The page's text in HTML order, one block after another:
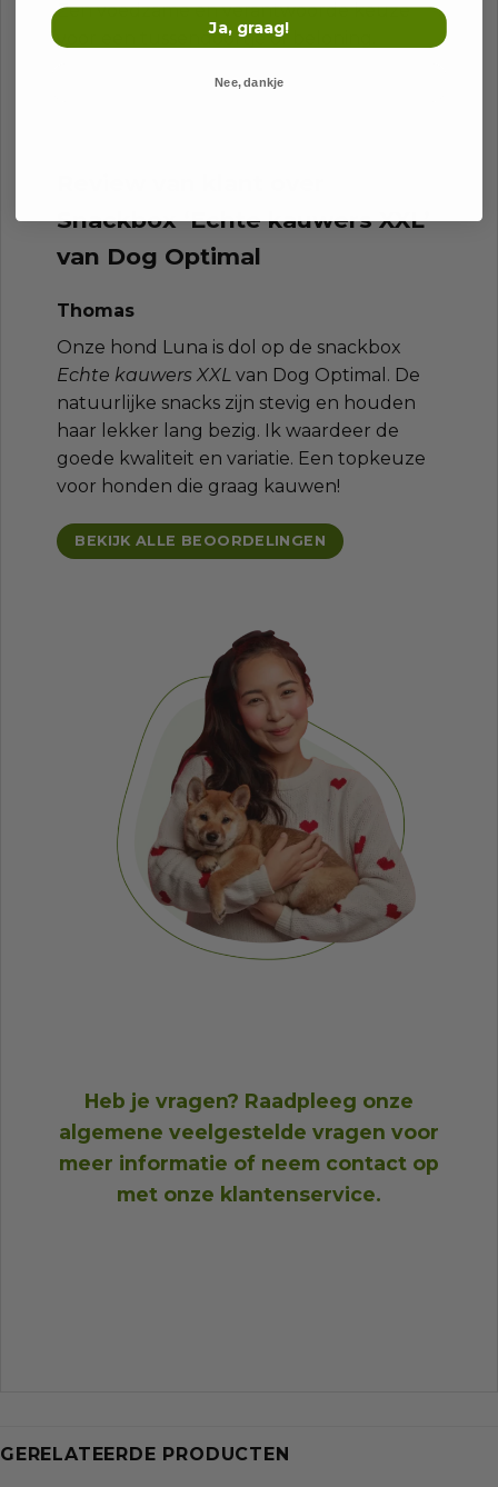
Een voedzame en verantwoorde keuze
voor een tussendoortje of beloning.
Snackbox ‘Echte kauwers XXL’
van Dog Optimal
Thomas
Onze hond Luna is dol op de snackbox
Echte kauwers XXL van Dog Optimal. De
natuurlijke snacks zijn stevig en houden
haar lekker lang bezig. Ik waardeer de
goede kwaliteit en variatie. Een topkeuze
voor honden die graag kauwen!
BEKIJK ALLE BEOORDELINGEN
Heb je vragen? Raadpleeg onze
algemene veelgestelde vragen voor
meer informatie of neem contact op
met onze klantenservice.
GERELATEERDE PRODUCTEN
Ja, graag!
Nee, dankje